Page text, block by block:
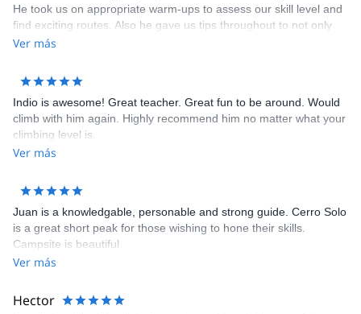
He took us on appropriate warm-ups to assess our skill level and
find exciting routes. Also he gave us tips throughout to not only
climb, more efficiently, but to be safe. He was extremely
comfortable.
Ver más
Indio is awesome! Great teacher. Great fun to be around. Would
climb with him again. Highly recommend him no matter what your
climbing level is.
Ver más
Juan is a knowledgable, personable and strong guide. Cerro Solo
is a great short peak for those wishing to hone their skills.
Campsite is beautiful
Ver más
Hector